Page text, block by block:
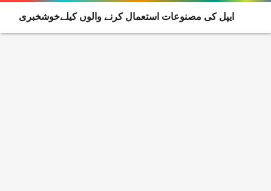
ایپل کی مصنوعات استعمال کرنے والوں کیلےخوشخبری